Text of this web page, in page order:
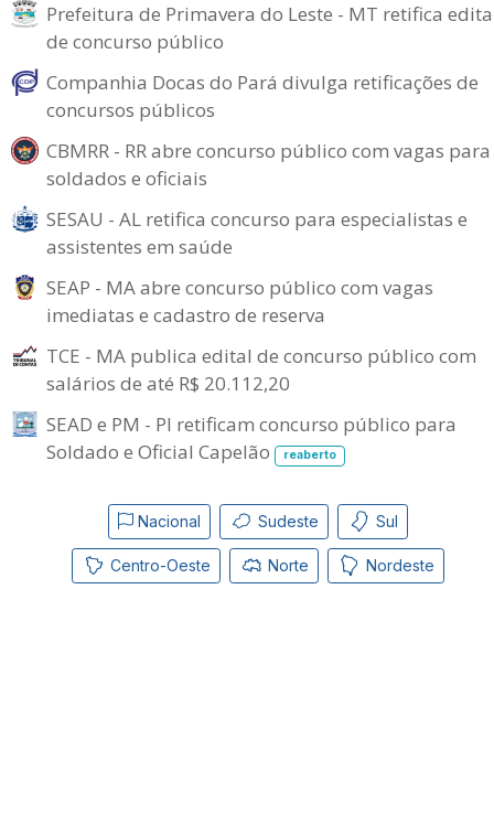
Prefeitura de Primavera do Leste - MT retifica
de concurso público
Companhia Docas do Pará divulga retificações de
concursos públicos
CBMRR - RR abre concurso público com vagas para
soldados e oficiais
SESAU - AL retifica concurso para especialistas e
assistentes em saúde
SEAP - MA abre concurso público com vagas
imediatas e cadastro de reserva
TCE - MA publica edital de concurso público com
salários de até R$ 20.112,20
SEAD e PM - PI retificam concurso público para
Soldado e Oficial Capelão
reaberto
Nacional Sudeste Sul
Centro-Oeste Norte Nordeste